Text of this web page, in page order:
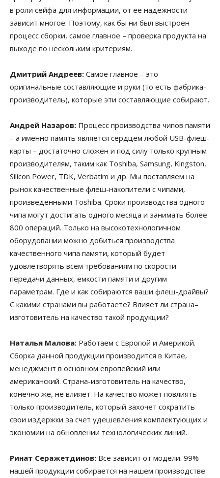
в роли сейфа для информации, от ее надежности
зависит многое. Поэтому, как бы ни был выстроен
процесс сборки, самое главное – проверка продукта на
выходе по нескольким критериям.
Дмитрий Андреев: Самое главное – это
оригинальные составляющие и руки (то есть фабрика-
производитель), которые эти составляющие собирают.
Андрей Назаров: Процесс производства чипов памяти
– а именно память является сердцем любой USB-флеш-
карты – достаточно сложен и под силу только крупным
производителям, таким как Toshiba, Samsung, Kingston,
Silicon Power, TDK, Verbatim и др. Мы поставляем на
рынок качественные флеш-накопители с чипами,
произведенными Toshiba. Сроки производства одного
чипа могут достигать одного месяца и занимать более
800 операций. Только на высокотехнологичном
оборудовании можно добиться производства
качественного чипа памяти, который будет
удовлетворять всем требованиям по скорости
передачи данных, емкости памяти и другим
параметрам. Где и как собираются ваши флеш-драйвы?
С какими странами вы работаете? Влияет ли страна–
изготовитель на качество такой продукции?
Наталья Малова: Работаем с Европой и Америкой.
Сборка данной продукции производится в Китае,
менеджмент в основном европейский или
американский. Страна-изготовитель на качество,
конечно же, не влияет. На качество может повлиять
только производитель, который захочет сократить
свои издержки за счет удешевления комплектующих и
экономии на обновлении технологических линий.
Ринат Серажетдинов: Все зависит от модели. 99%
нашей продукции собирается на нашем производстве